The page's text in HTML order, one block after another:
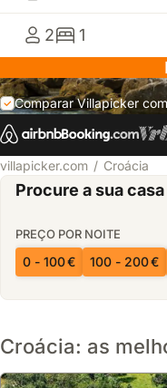
2
1
Comparar Villapicker
villapicker.com Croácia
Procure a sua
PREÇO POR NOITE
0 - 100 € 100 - 200 €
Croácia: as